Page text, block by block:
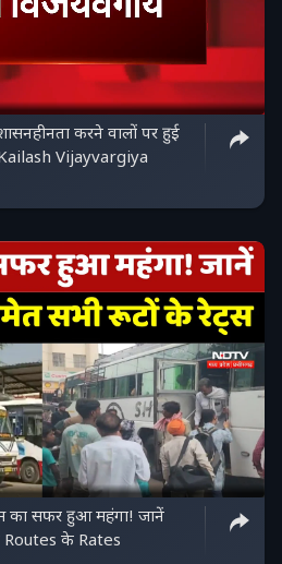
करने वालों पर हुई
Kailash Vijayvargiya
का सफर हुआ महंगा! जानें
के Rates